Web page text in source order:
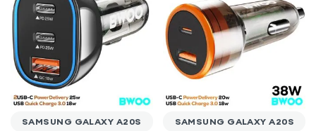
SAMSUNG GALAXY A20S SAMSUNG GALAXY A20S